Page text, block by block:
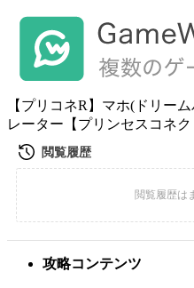
【プリコネR】マホ(ドリー
レーター【プリンセスコネク
攻略コンテンツ